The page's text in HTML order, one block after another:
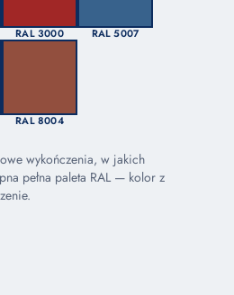
RAL 3000 RAL 5007
RAL 8004
wykończenia, w jakich
pełna paleta RAL — kolor z